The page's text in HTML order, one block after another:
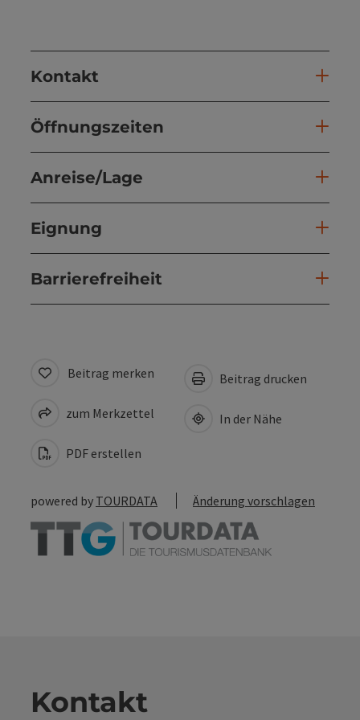
Kontakt
Öffnungszeiten
Anreise/Lage
Eignung
Barrierefreiheit
Beitrag merken
zum Merkzettel
PDF erstellen
Beitrag drucken
In der Nähe
powered by TOURDATA Änderung vorschlagen
Kontakt